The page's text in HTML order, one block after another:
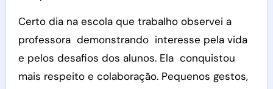
Certo dia na escola que trabalho observei a
professora demonstrando interesse pela vida
e pelos desafios dos alunos. Ela conquistou
mais respeito e colaboração. Pequenos gestos,